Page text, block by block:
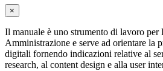
×
Il manuale è uno strumento di lavoro per
Amministrazione e serve ad orientare la
digitali fornendo indicazioni relative al
research, al content design e alla user